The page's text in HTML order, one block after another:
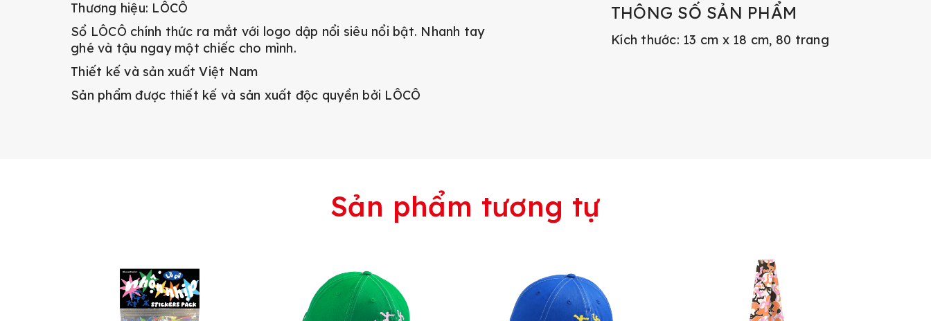
Thương hiệu: LÔCÔ
Sổ LÔCÔ chính thức ra mắt với logo dập nổi siêu nổi bật. Nhanh tay
ghé và tậu ngay một chiếc cho mình.
Thiết kế và sản xuất Việt Nam
Sản phẩm được thiết kế và sản xuất độc quyền bởi LÔCÔ
THÔNG SỐ SẢN PHẨM
Kích thước: 13 cm x 18 cm, 80 trang
Sản phẩm tương tự